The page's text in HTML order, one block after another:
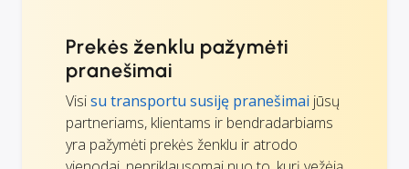
Prekės ženklu pažymėti
pranešimai
Visisu transportu susiję pranešimai jūsų
partneriams, klientams ir bendradarbiams
yra pažymėti prekės ženklu ir atrodo